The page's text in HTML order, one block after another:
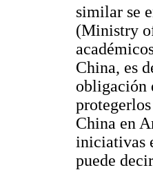
similar se
(Ministry
China, es
obligación
China en
iniciativas
puede